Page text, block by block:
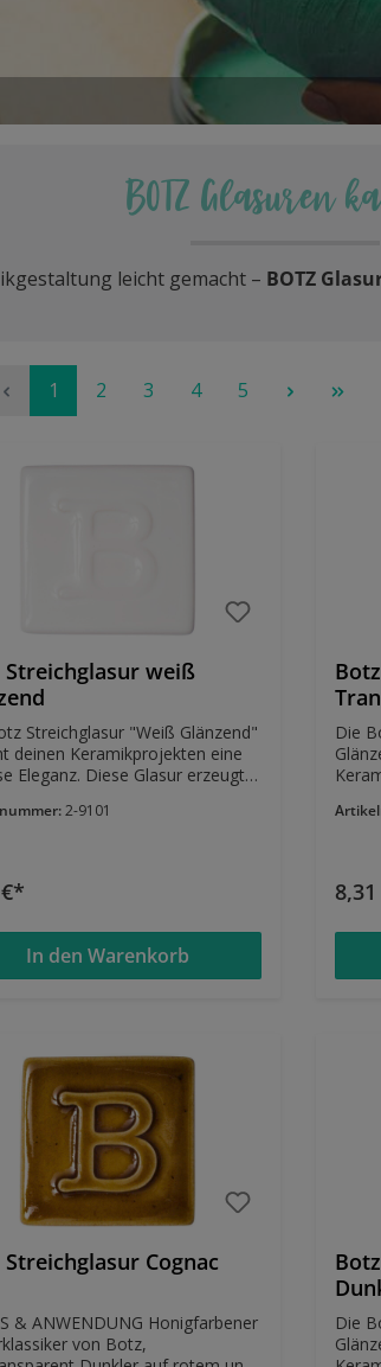
BOTZ Glasuren
leicht gemacht – BOTZ
1 2 3 4 5
Streichglasur weiß
Streichglasur "Weiß Glänzend"
deinen Keramikprojekten eine
Eleganz. Diese Glasur erzeugt
für edle und klassische
auch auf schwarzem Ton Sehr
geeignet Kann bis
mit BOTZ Unidekor
für
2-9101
In den Warenkorb
Die
eine
bringt.
nur 1
Wasser
geeignet Ess-
Cognac
ANWENDUNG Honigfarbener
von Botz,
Die